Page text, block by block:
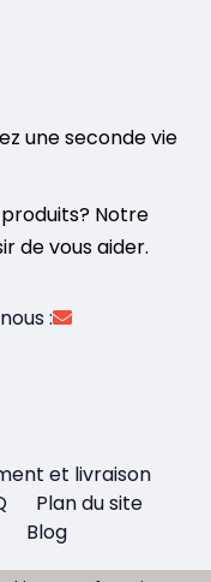
une seconde vie
Notre
de vous aider.
:
et livraison
Plan du site
Blog